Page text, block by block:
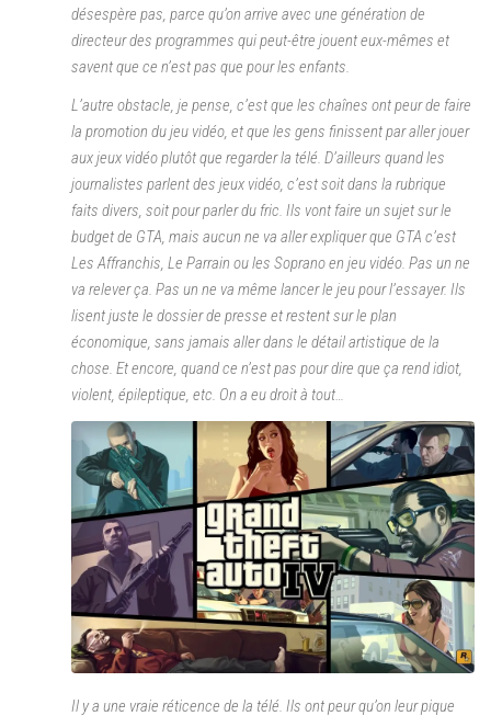
désespère pas, parce qu’on arrive avec une génération de
directeur des programmes qui peut-être jouent eux-mêmes et
savent que ce n’est pas que pour les enfants.
L’autre obstacle, je pense, c’est que les chaînes ont peur de faire
la promotion du jeu vidéo, et que les gens finissent par aller jouer
aux jeux vidéo plutôt que regarder la télé. D’ailleurs quand les
journalistes parlent des jeux vidéo, c’est soit dans la rubrique
faits divers, soit pour parler du fric. Ils vont faire un sujet sur le
budget de GTA, mais aucun ne va aller expliquer que GTA c’est
Les Affranchis, Le Parrain ou les Soprano en jeu vidéo. Pas un ne
va relever ça. Pas un ne va même lancer le jeu pour l’essayer. Ils
lisent juste le dossier de presse et restent sur le plan
économique, sans jamais aller dans le détail artistique de la
chose. Et encore, quand ce n’est pas pour dire que ça rend idiot,
violent, épileptique, etc. On a eu droit à tout…
Il y a une vraie réticence de la télé. Ils ont peur qu’on leur pique